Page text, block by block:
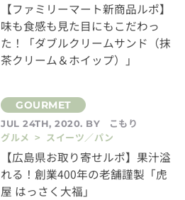
【ファミリーマート新商品ルポ】
味も食感も見た目にもこだわっ
た！「ダブルクリームサンド（抹
茶クリーム＆ホイップ）」
JUL 24TH, 2020. BY
こもり
グルメ > スイーツ／パン
【広島県お取り寄せルポ】果汁溢
れる！創業400年の老舗謹製「虎
屋 はっさく大福」